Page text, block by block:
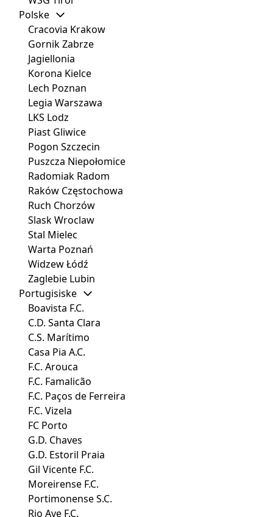
Polske
Cracovia Krakow
Gornik Zabrze
Jagiellonia
Korona Kielce
Lech Poznan
Legia Warszawa
LKS Lodz
Piast Gliwice
Pogon Szczecin
Puszcza Niepołomice
Radomiak Radom
Raków Częstochowa
Ruch Chorzów
Slask Wroclaw
Stal Mielec
Warta Poznań
Widzew Łódź
Zaglebie Lubin
Portugisiske
Boavista F.C.
C.D. Santa Clara
C.S. Marítimo
Casa Pia A.C.
F.C. Arouca
F.C. Famalicão
F.C. Paços de Ferreira
F.C. Vizela
FC Porto
G.D. Chaves
G.D. Estoril Praia
Gil Vicente F.C.
Moreirense F.C.
Portimonense S.C.
Rio Ave F.C.